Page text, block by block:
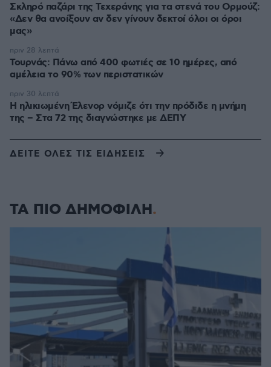
Σκληρό παζάρι της Τεχεράνης για τα στενά του Ορμούζ:
«Δεν θα ανοίξουν αν δεν γίνουν δεκτοί όλοι οι όροι
μας»
Τουρνάς: Πάνω από 400 φωτιές σε 10 ημέρες, από
αμέλεια το 90% των περιστατικών
πριν 28 λεπτά
Η ηλικιωμένη Έλενορ νόμιζε ότι την πρόδιδε η μνήμη
της – Στα 72 της διαγνώστηκε με ΔΕΠΥ
πριν 30 λεπτά
ΔΕΙΤΕ ΟΛΕΣ ΤΙΣ ΕΙΔΗΣΕΙΣ
ΤΑ ΠΙΟ ΔΗΜΟΦΙΛΗ